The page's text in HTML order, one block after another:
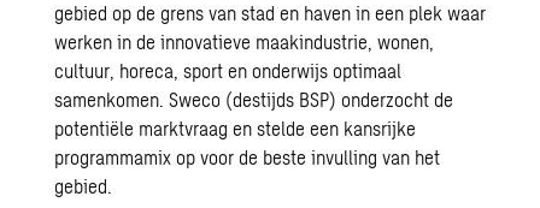
gebied op de grens van stad en haven in een plek waar
werken in de innovatieve maakindustrie, wonen,
cultuur, horeca, sport en onderwijs optimaal
samenkomen. Sweco (destijds BSP) onderzocht de
potentiële marktvraag en stelde een kansrijke
programmamix op voor de beste invulling van het
gebied.